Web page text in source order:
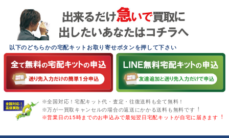
以下のどちらかの宅配キットお取り寄せボタンを押して下さい
※全国対応！宅配キット代・査定・往復送料も全て無料！
※万が一買取キャンセルの場合の返送にかかる送料も無料です︕
※営業日の15時までのお申込みで最短翌日宅配キットが自宅に届きます︕